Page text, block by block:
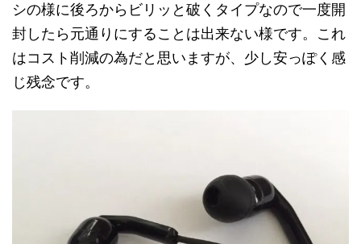
シの様に後ろから ビリッと 破く タイプなので一度開
封したら元通りにする ことは出来ない様です。 これ
はコスト削減の為だと 思いますが、 少し安っぽく 感
じ残念です。